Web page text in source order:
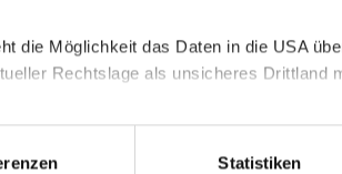
die Möglichkeit das Daten in die USA
Rechtslage als unsicheres Drittland
Datenschutzerklärung.
Statistiken